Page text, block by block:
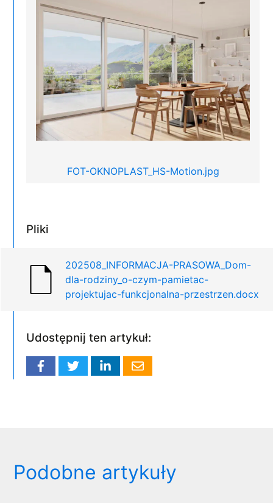
FOT-OKNOPLAST_HS-Motion.jpg
Pliki
202508_INFORMACJA-PRASOWA_Dom-
dla-rodziny_o-czym-pamietac-
projektujac-funkcjonalna-przestrzen.docx
Udostępnij ten artykuł:
Podobne artykuły